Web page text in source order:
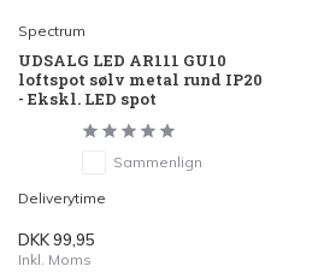
Spectrum
UDSALG LED AR111 GU10
loftspot sølv metal rund IP20
- Ekskl. LED spot
Sammenlign
Deliverytime
DKK 99,95
Inkl. Moms